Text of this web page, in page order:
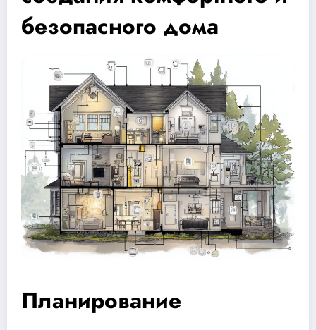
безопасного дома
Планирование